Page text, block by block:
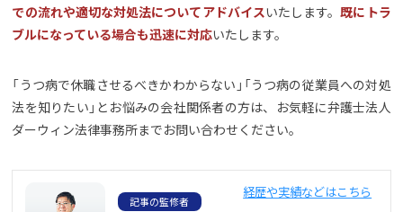
での流れや適切な対処法についてアドバイスいたします。既にトラ
ブルになっている場合も迅速に対応いたします。
「うつ病で休職させるべきかわからない」「うつ病の従業員への対処
法を知りたい」とお悩みの会社関係者の方は、お気軽に弁護士法人
ダーウィン法律事務所までお問い合わせください。
記事の監修者
経歴や実績などはこちら